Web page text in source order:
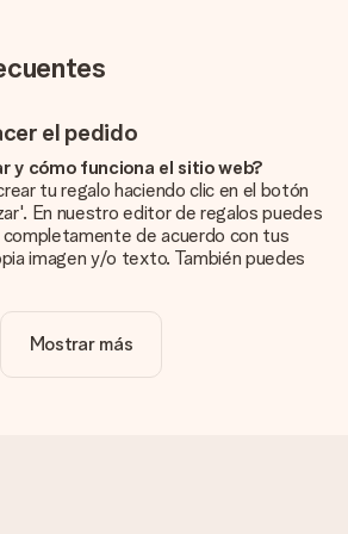
el pedido
y cómo funciona el sitio web?
tu regalo haciendo clic en el botón
En nuestro editor de regalos puedes
completamente de acuerdo con tus
imagen y/o texto. También puedes
está incluida en el precio?
en el sitio web incluye la
Por eso es importante utilizar fotos
Mostrar más